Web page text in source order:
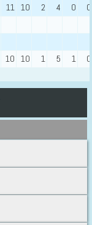
11 10 2 4 0
0
10 10 1 5 1 0